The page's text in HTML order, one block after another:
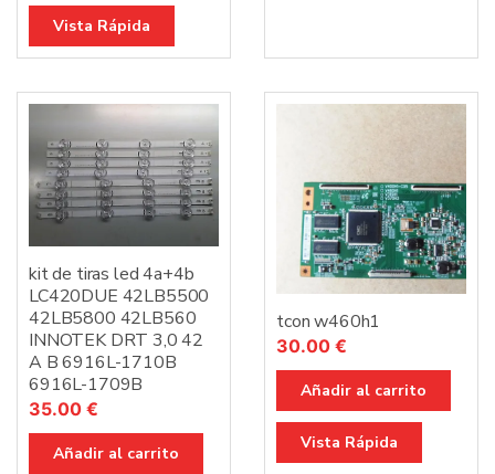
Vista Rápida
kit de tiras led 4a+4b
LC420DUE 42LB5500
42LB5800 42LB560
INNOTEK DRT 3,0 42
A B 6916L-1710B
6916L-1709B
35.00 €
Añadir al carrito
tcon w460h1
30.00 €
Añadir al carrito
Vista Rápida